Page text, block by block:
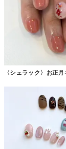
〈シェラック〉お正